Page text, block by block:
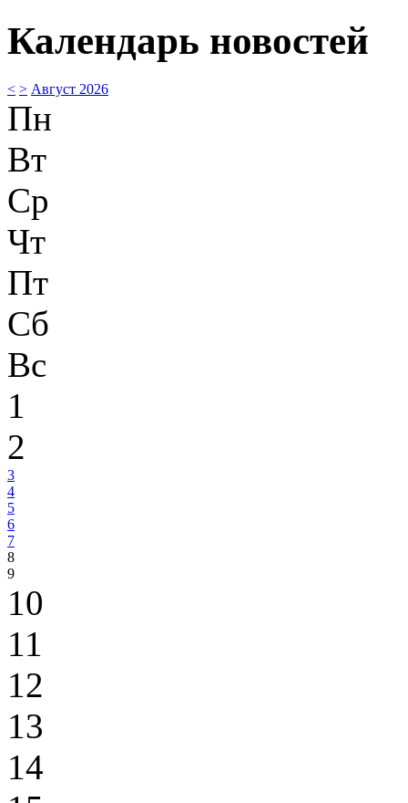
Календарь новостей
< > Август 2026
Пн
Вт
Ср
Чт
Пт
Сб
Вс
1
2
3
4
5
6
7
8
9
10
11
12
13
14